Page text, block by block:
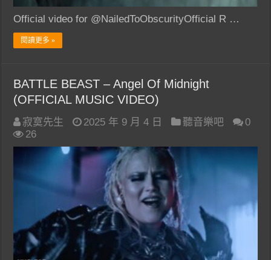
Official video for @NailedToObscurityOfficial R …
閱讀更多 »
BATTLE BEAST – Angel Of Midnight
(OFFICIAL MUSIC VIDEO)
寂寞先生 2025 年 9 月 4 日 聽音樂吧
0
26